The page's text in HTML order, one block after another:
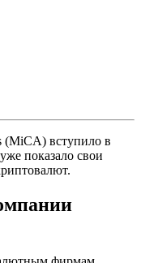
(MiCA) вступило в
показало свои